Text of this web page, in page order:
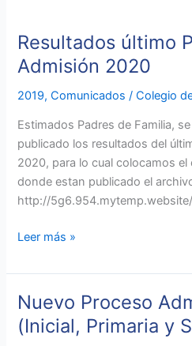
Resultados último
Admisión 2020
2019,Comunicados /Colegio
Estimados Padres de Familia,
publicado los resultados del
2020, para lo cual colocamos el
donde estan publicado el
http://
Resultados
último
Proceso
Admisión
Leer más »
Nuevo Proceso
(Inicial, Primaria y
Nuevo
Proceso
Admisión